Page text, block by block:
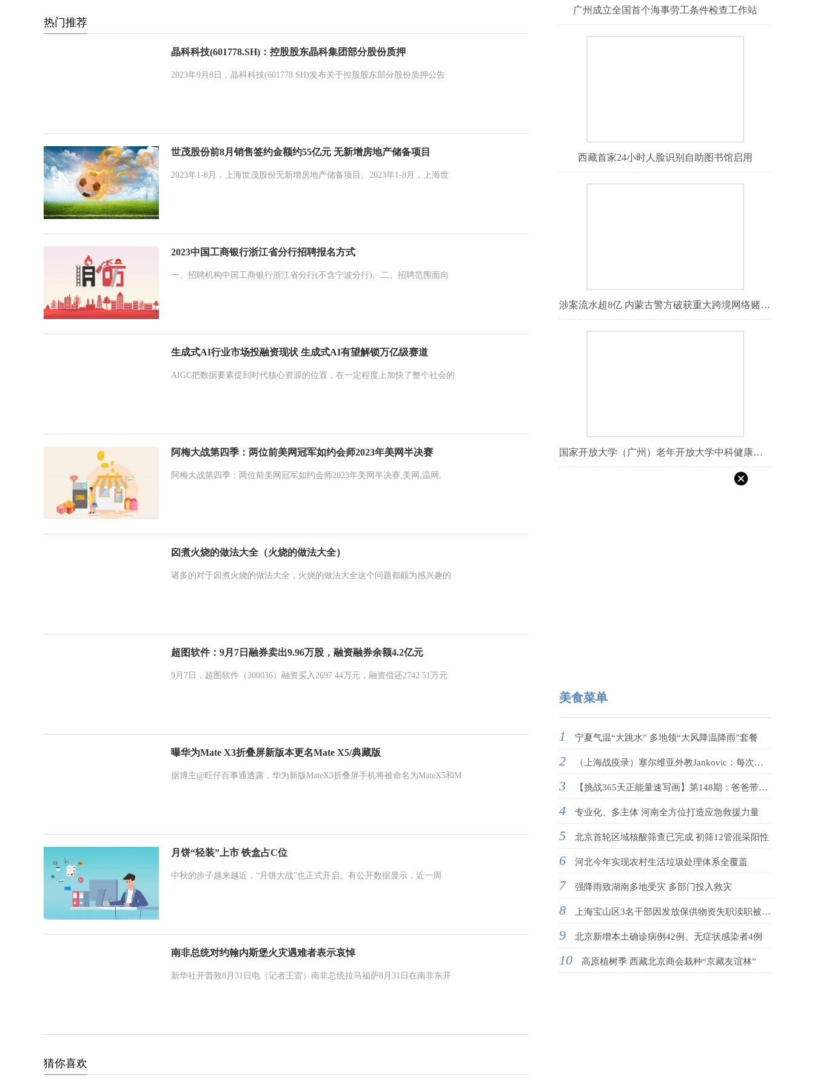
热门推荐
晶科科技(601778.SH)：控股股东晶科集团部分股份质押
2023年9月8日，晶科科技(601778 SH)发布关于控股股东部分股份质押公告
世茂股份前8月销售签约金额约55亿元 无新增房地产储备项目
2023年1-8月，上海世茂股份无新增房地产储备项目。2023年1-8月，上海世
2023中国工商银行浙江省分行招聘报名方式
一、招聘机构中国工商银行浙江省分行(不含宁波分行)。二、招聘范围面向
生成式AI行业市场投融资现状 生成式AI有望解锁万亿级赛道
AIGC把数据要素提到时代核心资源的位置，在一定程度上加快了整个社会的
阿梅大战第四季：两位前美网冠军如约会师2023年美网半决赛
阿梅大战第四季：两位前美网冠军如约会师2023年美网半决赛,美网,温网,
囟煮火烧的做法大全（火烧的做法大全）
诸多的对于囟煮火烧的做法大全，火烧的做法大全这个问题都颇为感兴趣的
超图软件：9月7日融券卖出9.96万股，融资融券余额4.2亿元
9月7日，超图软件（300036）融资买入2697 44万元，融资偿还2742 51万元
曝华为Mate X3折叠屏新版本更名Mate X5/典藏版
据博主@旺仔百事通透露，华为新版MateX3折叠屏手机将被命名为MateX5和M
月饼“轻装”上市 铁盒占C位
中秋的步子越来越近，“月饼大战”也正式开启。有公开数据显示，近一周
南非总统对约翰内斯堡火灾遇难者表示哀悼
新华社开普敦8月31日电（记者王雷）南非总统拉马福萨8月31日在南非东开
猜你喜欢
广州成立全国首个海事劳工条件检查工作站
西藏首家24小时人脸识别自助图书馆启用
涉案流水超8亿 内蒙古警方破获重大跨境网络赌博案
国家开放大学（广州）老年开放大学中科健康学院签约揭牌
美食菜单
1 宁夏气温“大跳水” 多地领“大风降温降雨”套餐
2 （上海战疫录）塞尔维亚外教Jankovic：每次志愿服务都像在奖励自己
3 【挑战365天正能量速写画】第148期：爸爸带不肯读书女儿体验挖藕4小时
4 专业化、多主体 河南全方位打造应急救援力量
5 北京首轮区域核酸筛查已完成 初筛12管混采阳性
6 河北今年实现农村生活垃圾处理体系全覆盖
7 强降雨致湖南多地受灾 多部门投入救灾
8 上海宝山区3名干部因发放保供物资失职渎职被问责
9 北京新增本土确诊病例42例、无症状感染者4例
10 高原植树季 西藏北京商会栽种“京藏友谊林”